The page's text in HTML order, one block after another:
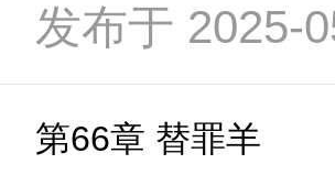
发布于 2025-
第66章 替罪羊